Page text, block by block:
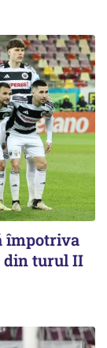
împotriva
din turul II